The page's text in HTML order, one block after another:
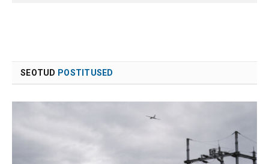
SEOTUD POSTITUSED